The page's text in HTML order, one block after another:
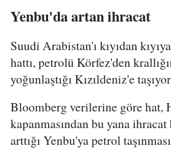
Yenbu'da artan ihracat
Suudi Arabistan'ı kıyıdan
hattı, petrolü Körfez'den
yoğunlaştığı Kızıldeniz'e
Bloomberg verilerine göre hat,
kapanmasından bu yana
arttığı Yenbu'ya petrol